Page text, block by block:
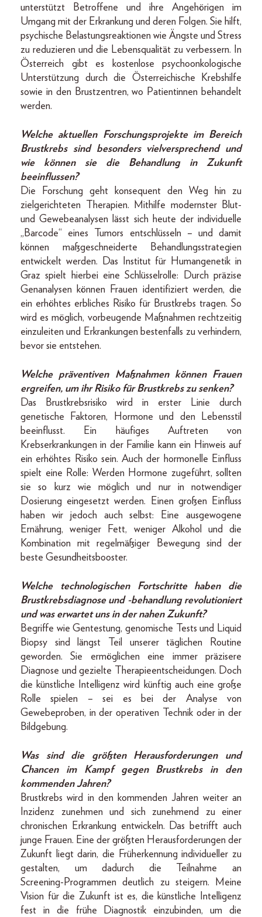
unterstützt Betroffene und ihre Angehörigen im
Umgang mit der Erkrankung und deren Folgen. Sie hilft,
psychische Belastungsreaktionen wie Ängste und Stress
zu reduzieren und die Lebensqualität zu verbessern. In
Österreich gibt es kostenlose psychoonkologische
Unterstützung durch die Österreichische Krebshilfe
sowie in den Brustzentren, wo Patientinnen behandelt
werden.
Welche aktuellen Forschungsprojekte im Bereich
Brustkrebs sind besonders vielversprechend und
wie können sie die Behandlung in Zukunft
beeinflussen?
Die Forschung geht konsequent den Weg hin zu
zielgerichteten Therapien. Mithilfe modernster Blut-
und Gewebeanalysen lässt sich heute der individuelle
„Barcode“ eines Tumors entschlüsseln – und damit
können maßgeschneiderte Behandlungsstrategien
entwickelt werden. Das Institut für Humangenetik in
Graz spielt hierbei eine Schlüsselrolle: Durch präzise
Genanalysen können Frauen identifiziert werden, die
ein erhöhtes erbliches Risiko für Brustkrebs tragen. So
wird es möglich, vorbeugende Maßnahmen rechtzeitig
einzuleiten und Erkrankungen bestenfalls zu verhindern,
bevor sie entstehen.
Welche präventiven Maßnahmen können Frauen
ergreifen, um ihr Risiko für Brustkrebs zu senken?
Das Brustkrebsrisiko wird in erster Linie durch
genetische Faktoren, Hormone und den Lebensstil
beeinflusst. Ein häufiges Auftreten von
Krebserkrankungen in der Familie kann ein Hinweis auf
ein erhöhtes Risiko sein. Auch der hormonelle Einfluss
spielt eine Rolle: Werden Hormone zugeführt, sollten
sie so kurz wie möglich und nur in notwendiger
Dosierung eingesetzt werden. Einen großen Einfluss
haben wir jedoch auch selbst: Eine ausgewogene
Ernährung, weniger Fett, weniger Alkohol und die
Kombination mit regelmäßiger Bewegung sind der
beste Gesundheitsbooster.
Welche technologischen Fortschritte haben die
Brustkrebsdiagnose und -behandlung revolutioniert
und was erwartet uns in der nahen Zukunft?
Begriffe wie Gentestung, genomische Tests und Liquid
Biopsy sind längst Teil unserer täglichen Routine
geworden. Sie ermöglichen eine immer präzisere
Diagnose und gezielte Therapieentscheidungen. Doch
die künstliche Intelligenz wird künftig auch eine große
Rolle spielen – sei es bei der Analyse von
Gewebeproben, in der operativen Technik oder in der
Bildgebung.
Was sind die größten Herausforderungen und
Chancen im Kampf gegen Brustkrebs in den
kommenden Jahren?
Brustkrebs wird in den kommenden Jahren weiter an
Inzidenz zunehmen und sich zunehmend zu einer
chronischen Erkrankung entwickeln. Das betrifft auch
junge Frauen. Eine der größten Herausforderungen der
Zukunft liegt darin, die Früherkennung individueller zu
gestalten, um dadurch die Teilnahme an
Screening-­Programmen deutlich zu steigern. Meine
Vision für die Zukunft ist es, die künstliche Intelligenz
fest in die frühe Diagnostik einzubinden, um die